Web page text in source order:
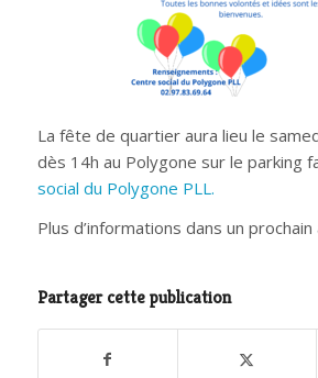
La fête de quartier aura lieu le
dès 14h au Polygone sur le parking
social du Polygone PLL.
Plus d’informations dans un
Partager cette publication